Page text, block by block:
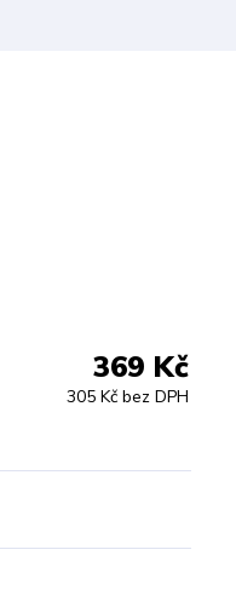
369 Kč
305 Kč bez DPH